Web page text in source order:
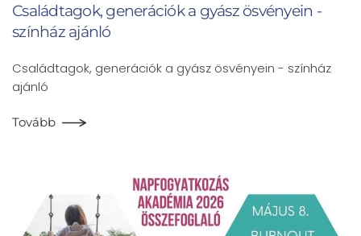
Családtagok, generációk a gyász ösvényein -
színház ajánló
Családtagok, generációk a gyász ösvényein - színház
ajánló
Tovább